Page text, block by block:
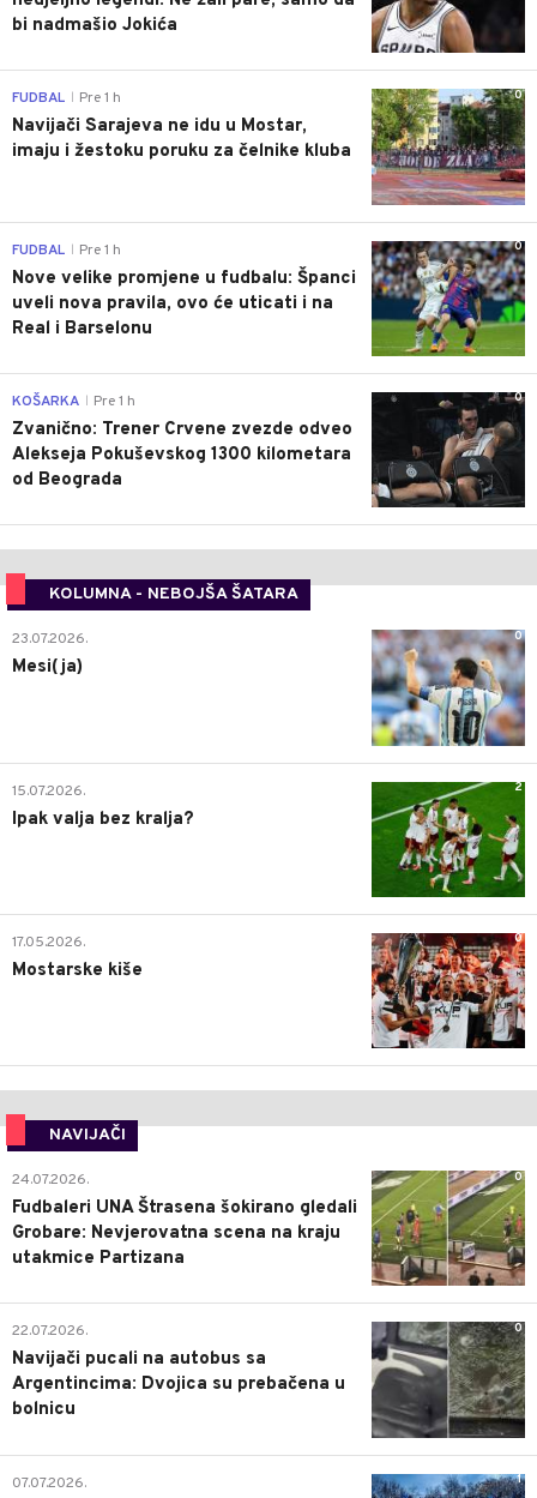
bi nadmašio Jokića
0
FUDBAL Pre 1 h
Navijači Sarajeva ne idu u Mostar,
imaju i žestoku poruku za čelnike kluba
0
FUDBAL Pre 1 h
Nove velike promjene u fudbalu: Španci
uveli nova pravila, ovo će uticati i na
Real i Barselonu
0
KOŠARKA Pre 1 h
Zvanično: Trener Crvene zvezde odveo
Alekseja Pokuševskog 1300 kilometara
od Beograda
KOLUMNA - NEBOJŠA ŠATARA
0
23.07.2026.
Mesi(ja)
2
15.07.2026.
Ipak valja bez kralja?
0
17.05.2026.
Mostarske kiše
NAVIJAČI
0
24.07.2026.
Fudbaleri UNA Štrasena šokirano gledali
Grobare: Nevjerovatna scena na kraju
utakmice Partizana
0
22.07.2026.
Navijači pucali na autobus sa
Argentincima: Dvojica su prebačena u
bolnicu
1
07.07.2026.